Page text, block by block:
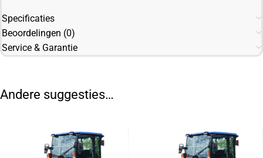
Specificaties
Beoordelingen (0)
Service & Garantie
Andere suggesties…